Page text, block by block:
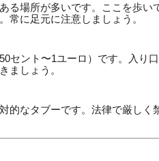
る場所が多いです。ここを歩い
常に足元に注意しましょう。
セント〜1ユーロ）です。入り
ましょう。
的なタブーです。法律で厳しく